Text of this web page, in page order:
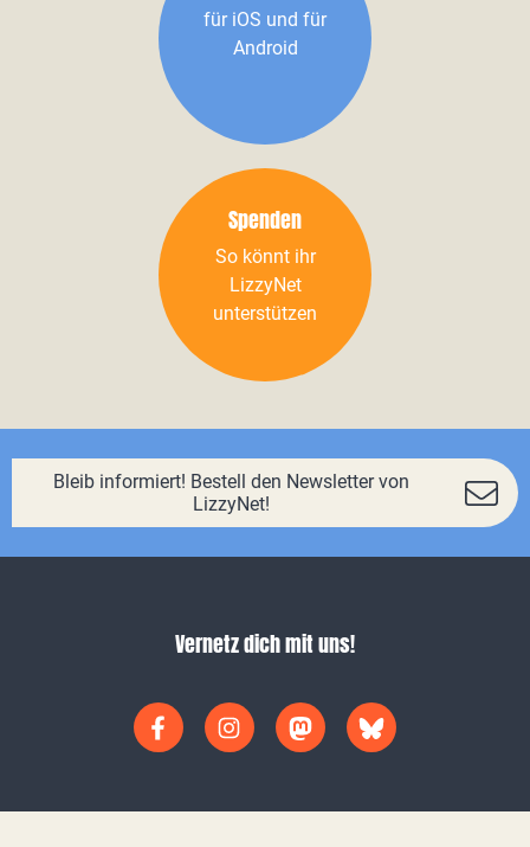
für iOS und für
Android
Spenden
So könnt ihr
LizzyNet
unterstützen
Bleib informiert! Bestell den Newsletter von
LizzyNet!
Vernetz dich mit uns!